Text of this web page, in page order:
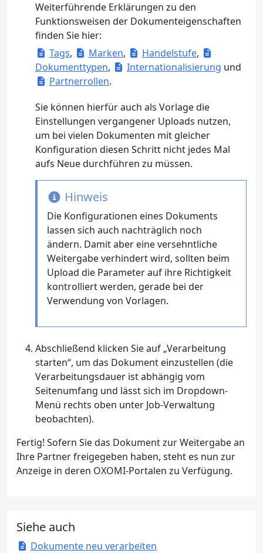
Weiterführende Erklärungen zu den
Funktionsweisen der Dokumenteigenschaften
finden Sie hier:
Tags, Marken, Handelstufe,
Dokumenttypen, Internationalisierung und
Partnerrollen.
Sie können hierfür auch als Vorlage die
Einstellungen vergangener Uploads nutzen,
um bei vielen Dokumenten mit gleicher
Konfiguration diesen Schritt nicht jedes Mal
aufs Neue durchführen zu müssen.
Hinweis
Die Konfigurationen eines Dokuments
lassen sich auch nachträglich noch
ändern. Damit aber eine versehntliche
Weitergabe verhindert wird, sollten beim
Upload die Parameter auf ihre Richtigkeit
kontrolliert werden, gerade bei der
Verwendung von Vorlagen.
Abschließend klicken Sie auf „Verarbeitung
starten“, um das Dokument einzustellen (die
Verarbeitungsdauer ist abhängig vom
Seitenumfang und lässt sich im Dropdown-
Menü rechts oben unter Job-Verwaltung
beobachten).
Fertig! Sofern Sie das Dokument zur Weitergabe an
Ihre Partner freigegeben haben, steht es nun zur
Anzeige in deren OXOMI-Portalen zu Verfügung.
Siehe auch
Dokumente neu verarbeiten